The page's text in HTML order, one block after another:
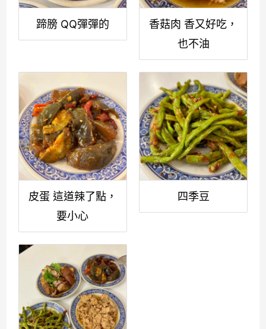
蹄膀 QQ彈彈的
香菇肉 香又好吃，
也不油
皮蛋 這道辣了點，
要小心
四季豆